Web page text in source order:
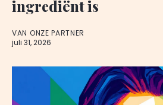
ingrediënt is
VAN ONZE PARTNER
juli 31, 2026